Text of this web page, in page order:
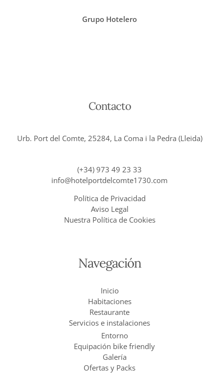
Grupo Hotelero
Contacto
Urb. Port del Comte, 25284, La Coma i la Pedra (Lleida)
(+34) 973 49 23 33
info@hotelportdelcomte1730.com
Política de Privacidad
Aviso Legal
Nuestra Política de Cookies
Navegación
Inicio
Habitaciones
Restaurante
Servicios e instalaciones
Entorno
Equipación bike friendly
Galería
Ofertas y Packs